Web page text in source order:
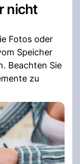
nicht
Fotos oder
Speicher
Beachten Sie
zu